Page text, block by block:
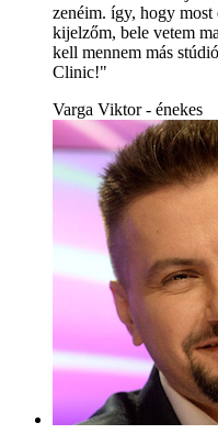
zenéim. így, hogy most
kijelzőm, bele vetem
kell mennem más
Clinic!"
Varga Viktor - énekes